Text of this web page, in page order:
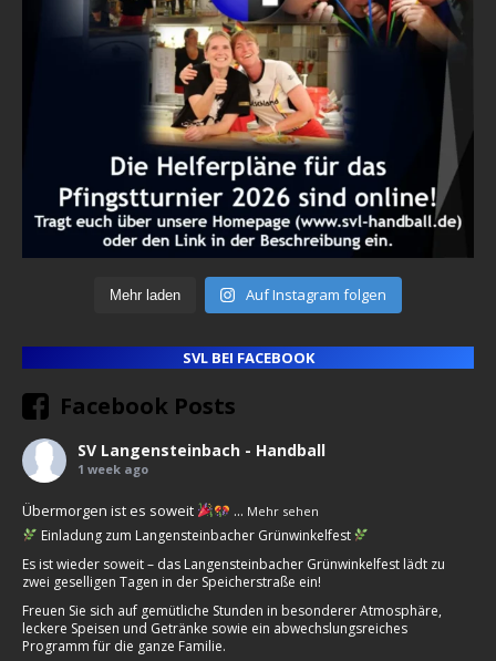
Mehr laden Auf Instagram folgen
SVL BEI FACEBOOK
Facebook Posts
SV Langensteinbach - Handball
1 week ago
Übermorgen ist es soweit
Einladung zum Langensteinbacher Grünwinkelfest
Es ist wieder soweit – das Langensteinbacher Grünwinkelfest lädt zu
zwei geselligen Tagen in der Speicherstraße ein!
Freuen Sie sich auf gemütliche Stunden in besonderer Atmosphäre,
leckere Speisen und Getränke sowie ein abwechslungsreiches
Programm für die ganze Familie.
... Mehr sehen